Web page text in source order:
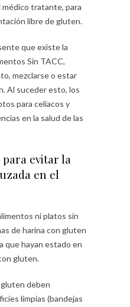
tratante, para
libre de gluten.
que existe la
Sin TACC,
mezclarse o estar
Al suceder esto, los
para celíacos y
en la salud de las
evitar la
en el
ni platos sin
de harina con gluten
que hayan estado en
gluten.
deben
limpias (bandejas